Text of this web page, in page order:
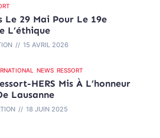
Le 29 Mai Pour Le 19e
L’éthique
15 AVRIL 2026
NEWS RESSORT
HERS Mis À L’honneur
Lausanne
18 JUIN 2025